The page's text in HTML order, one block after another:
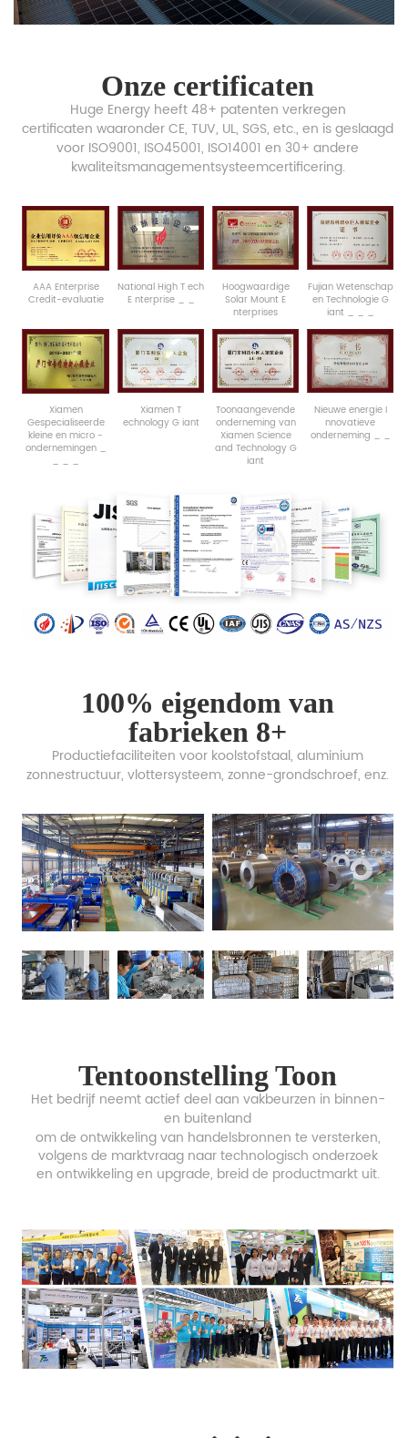
Onze certificaten
Huge Energy heeft 48+ patenten verkregen
certificaten waaronder CE, TUV, UL, SGS, etc., en is geslaagd
voor ISO9001, ISO45001, ISO14001 en 30+ andere
kwaliteitsmanagementsysteemcertificering.
AAAEnterprise
Credit-evaluatie
NationalHighTech
Enterprise _ _
Hoogwaardige
Solar MountE
nterprises
FujianWetenschap
enTechnologieG
iant _ _ _
Xiamen
Gespecialiseerde
kleineenmicro -
ondernemingen _
_ _ _
XiamenT
echnologyGiant
Toonaangevende
onderneming van
XiamenScience
and TechnologyG
iant
NieuweenergieI
nnovatieve
onderneming _ _
100% eigendom van
fabrieken 8+
Productiefaciliteiten voor koolstofstaal, aluminium
zonnestructuur, vlottersysteem, zonne-grondschroef, enz.
Tentoonstelling Toon
Het bedrijf neemt actief deel aan vakbeurzen in binnen-
en buitenland
om de ontwikkeling van handelsbronnen te versterken,
volgens de marktvraag naar technologisch onderzoek
en ontwikkeling en upgrade, breid de productmarkt uit.